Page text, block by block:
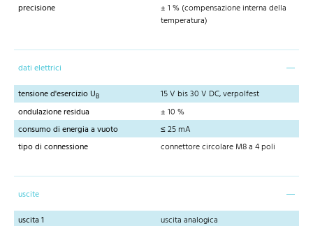
precisione
± 1 % (compensazione interna della
temperatura)
dati elettrici
tensione d'esercizio UB
15 V bis 30 V DC, verpolfest
ondulazione residua
± 10 %
consumo di energia a vuoto
≤ 25 mA
tipo di connessione
connettore circolare M8 a 4 poli
uscite
uscita 1
uscita analogica